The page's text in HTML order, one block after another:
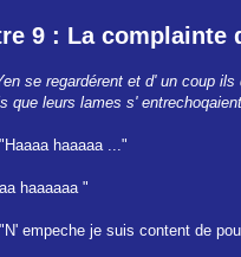
9 : La complainte
se regardérent et d' un coup
que leurs lames s'
haaaaa ..."
haaaaaa "
empeche je suis content de